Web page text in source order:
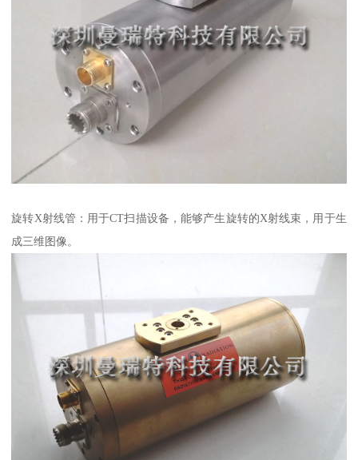
旋转X射线管：用于CT扫描设备，能够产生旋转的X射线束，用于生
成三维图像。